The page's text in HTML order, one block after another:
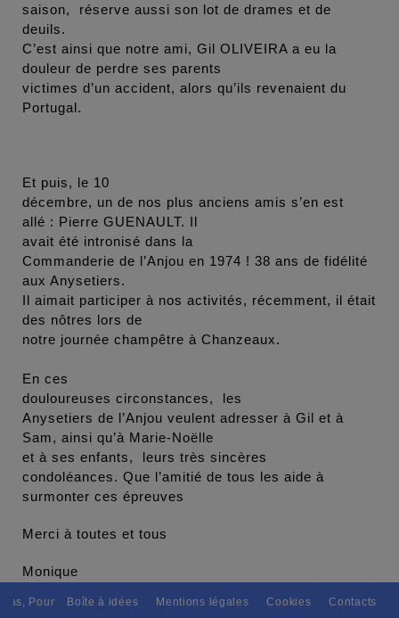
saison, réserve aussi son lot de drames et de
deuils.
C’est ainsi que notre ami, Gil OLIVEIRA a eu la
douleur de perdre ses parents
victimes d’un accident, alors qu’ils revenaient du
Portugal.
Et puis, le 10
décembre, un de nos plus anciens amis s’en est
allé : Pierre GUENAULT. Il
avait été intronisé dans la
Commanderie de l’Anjou en 1974 ! 38 ans de fidélité
aux Anysetiers.
Il aimait participer à nos activités, récemment, il était
des nôtres lors de
notre journée champêtre à Chanzeaux.
En ces
douloureuses circonstances, les
Anysetiers de l’Anjou veulent adresser à Gil et à
Sam, ainsi qu’à Marie-Noëlle
et à ses enfants, leurs très sincères
condoléances. Que l’amitié de tous les aide à
surmonter ces épreuves
Merci à toutes et tous
Monique
Pour tous avec discernement. // L'amitié tu dispenseras, A tous
Boîte à idées Mentions légales Cookies Contacts